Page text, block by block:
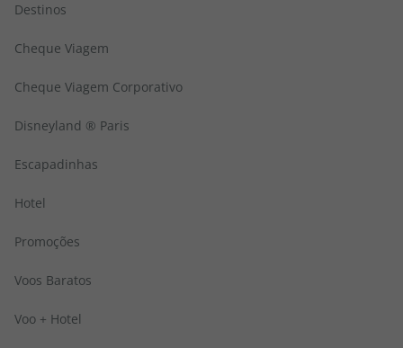
Destinos
Cheque Viagem
Cheque Viagem Corporativo
Disneyland ® Paris
Escapadinhas
Hotel
Promoções
Voos Baratos
Voo + Hotel